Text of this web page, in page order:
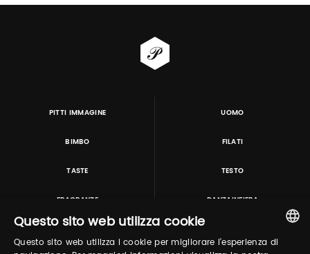
PITTI IMMAGINE UOMO
BIMBO FILATI
TASTE TESTO
FRAGRANZE DANZAINFIERA
TUTORING & CONSULTING
Questo sito web utilizza cookie
Questo sito web utilizza i cookie per migliorare l'esperienza di